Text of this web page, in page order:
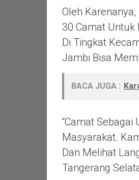
Oleh
30 Camat
Di Tingkat
Jambi Bisa
BACA JUGA :
“Camat
Masyarakat.
Dan Melihat
Tangerang